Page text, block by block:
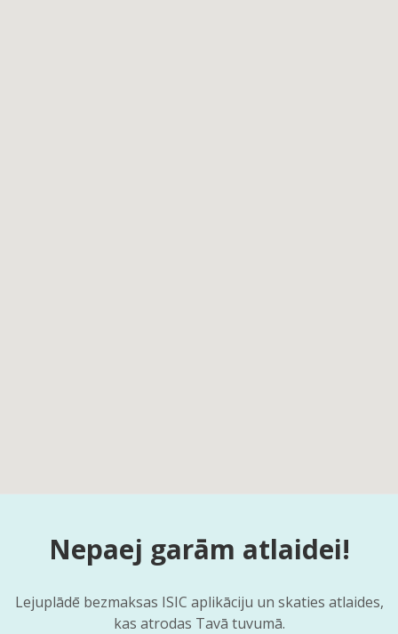
Nepaej garām atlaidei!
Lejuplādē bezmaksas ISIC aplikāciju un skaties atlaides,
kas atrodas Tavā tuvumā.